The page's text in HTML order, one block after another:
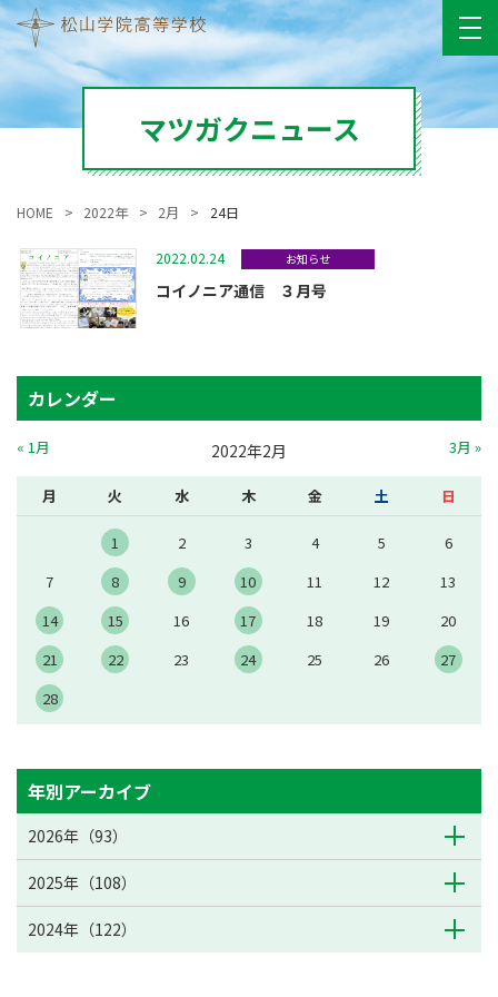
マツガクニュース
HOME 2022年 2月 24日
2022.02.24 お知らせ
コイノニア通信 ３月号
カレンダー
2022年2月
月 火 水 木 金 土 日
1 2 3 4 5
6
7
8 9 10 11 12
13
14
15 16 17 18 19
20
21
22 23 24 25 26
27
28
« 1月 3月 »
年別アーカイブ
2026年（93）
2025年（108）
2024年（122）